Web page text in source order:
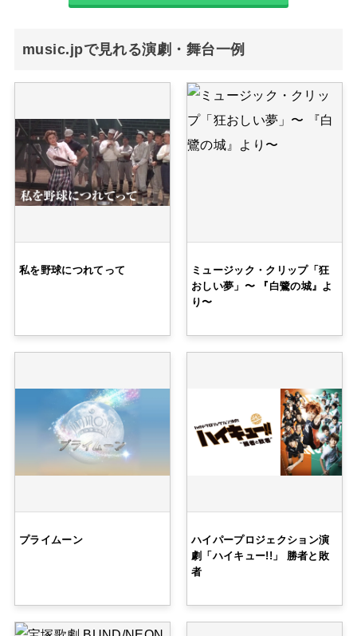
music.jpで見れる演劇・舞台一例
私を野球につれてって
ミュージック・クリップ「狂
おしい夢」〜 『白鷺の城』よ
り〜
プライムーン
ハイパープロジェクション演
劇「ハイキュー!!」 勝者と敗
者